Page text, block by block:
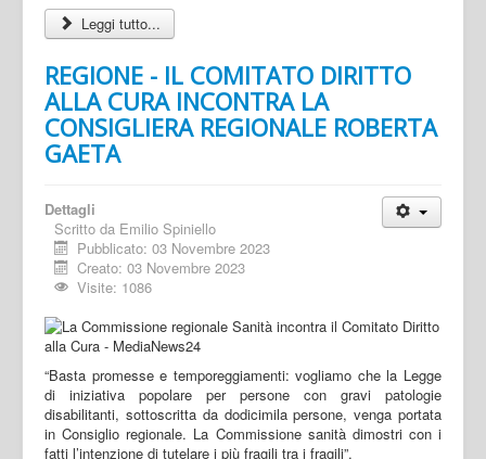
Leggi tutto...
REGIONE - IL COMITATO DIRITTO
ALLA CURA INCONTRA LA
CONSIGLIERA REGIONALE ROBERTA
GAETA
Dettagli
Scritto da Emilio Spiniello
Pubblicato: 03 Novembre 2023
Creato: 03 Novembre 2023
Visite: 1086
“Basta promesse e temporeggiamenti: vogliamo che la Legge
di iniziativa popolare per persone con gravi patologie
disabilitanti, sottoscritta da dodicimila persone, venga portata
in Consiglio regionale. La Commissione sanità dimostri con i
fatti l’intenzione di tutelare i più fragili tra i fragili”.